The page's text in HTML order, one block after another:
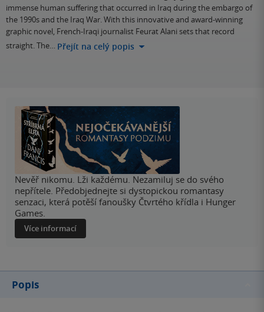
immense human suffering that occurred in Iraq during the embargo of
the 1990s and the Iraq War. With this innovative and award-winning
graphic novel, French-Iraqi journalist Feurat Alani sets that record
straight. The… Přejít na celý popis
Nevěř nikomu. Lži každému. Nezamiluj se do svého
nepřítele. Předobjednejte si dystopickou romantasy
senzaci, která potěší fanoušky Čtvrtého křídla i Hunger
Games.
Více informací
Popis